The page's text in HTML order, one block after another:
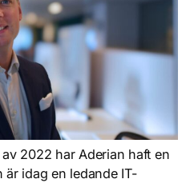
2022 har Aderian haft en
idag en ledande IT-